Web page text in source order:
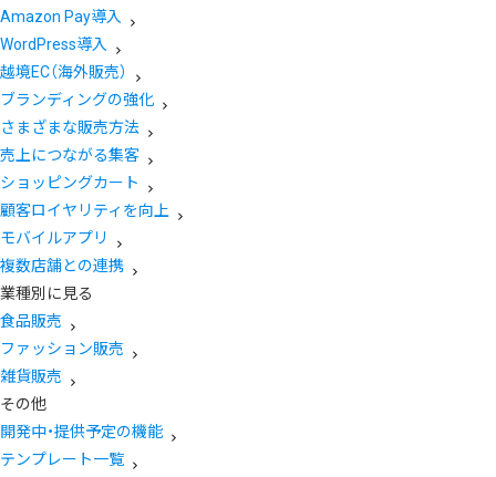
Amazon Pay導入
WordPress導入
越境EC（海外販売）
ブランディングの強化
さまざまな販売方法
売上につながる集客
ショッピングカート
顧客ロイヤリティを向上
モバイルアプリ
複数店舗との連携
業種別に見る
食品販売
ファッション販売
雑貨販売
その他
開発中・提供予定の機能
テンプレート一覧